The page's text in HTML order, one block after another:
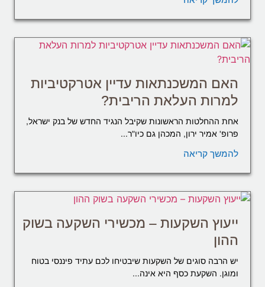
האם המשכנתאות עדיין אטרקטיביות
למרות העלאת הריבית?
אחת ההחלטות הראשונות שקיבל הנגיד החדש של בנק ישראל,
פרופ' אמיר ירון, המכהן גם כיו"ר...
להמשך קריאה
ייעוץ השקעות – מכשירי השקעה בשוק
ההון
יש הרבה סוגים של השקעות שיבטיחו לכם עתיד פיננסי בטוח
ומוגן. השקעת כסף היא אינה...